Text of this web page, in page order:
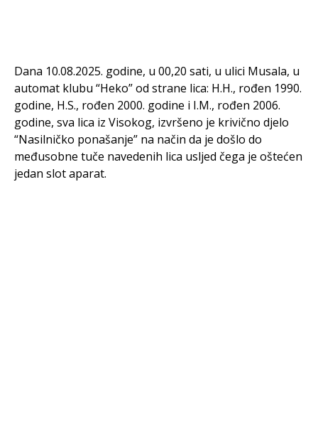
Dana 10.08.2025. godine, u 00,20 sati, u ulici Musala, u
automat klubu “Heko” od strane lica: H.H., rođen 1990.
godine, H.S., rođen 2000. godine i I.M., rođen 2006.
godine, sva lica iz Visokog, izvršeno je krivično djelo
“Nasilničko ponašanje” na način da je došlo do
međusobne tuče navedenih lica usljed čega je oštećen
jedan slot aparat.